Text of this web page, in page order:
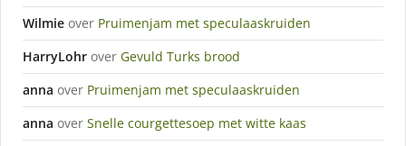
Wilmie over Pruimenjam met speculaaskruiden
HarryLohr over Gevuld Turks brood
anna over Pruimenjam met speculaaskruiden
anna over Snelle courgettesoep met witte kaas